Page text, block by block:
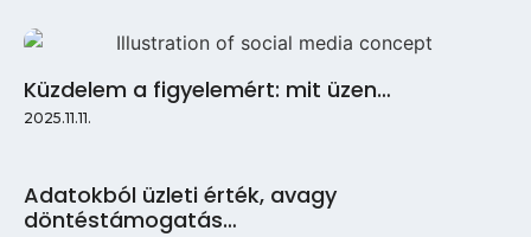
Küzdelem a figyelemért: mit üzen…
2025.11.11.
Adatokból üzleti érték, avagy
döntéstámogatás…